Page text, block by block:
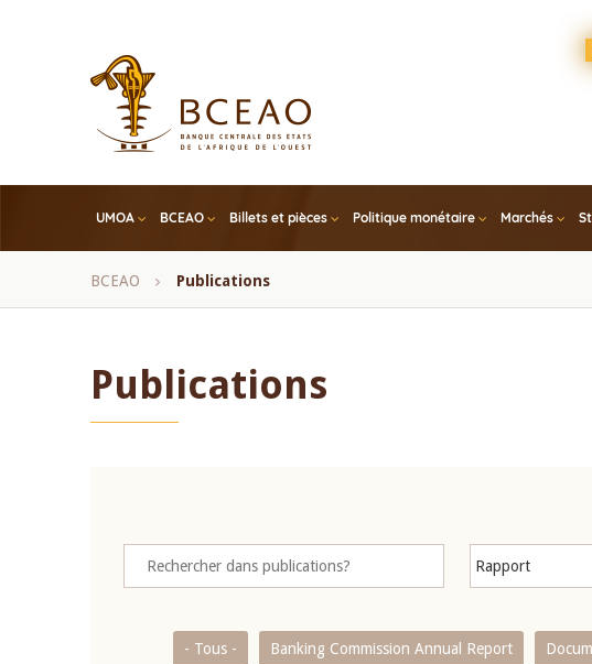
UMOA BCEAO Billets et pièces Politique monétaire Marchés
Fil
BCEAO Publications
Publications
- Tous - Banking Commission Annual Report